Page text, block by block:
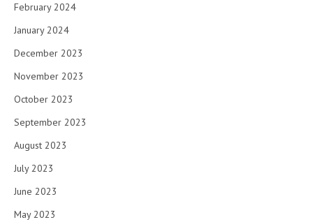
February 2024
January 2024
December 2023
November 2023
October 2023
September 2023
August 2023
July 2023
June 2023
May 2023